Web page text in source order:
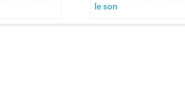
le son